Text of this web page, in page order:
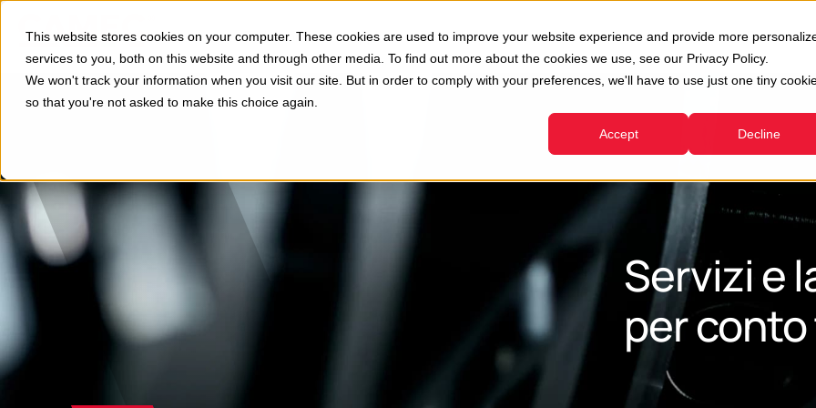
This website stores cookies on your computer. These cookies are used to improve your website experience and provide more
services to you, both on this website and through other media. To find out more about the cookies we use, see our Privacy Policy.
We won't track your information when you visit our site. But in order to comply with your preferences, we'll have to use just one tiny
so that you're not asked to make this choice again.
Accept Decline
Divisioni Show submenu for Divisioni
Applicazioni Usato Show submenu for Usato
Servizi Show submenu for Servizi
Azienda Risorse
Servizi e
per